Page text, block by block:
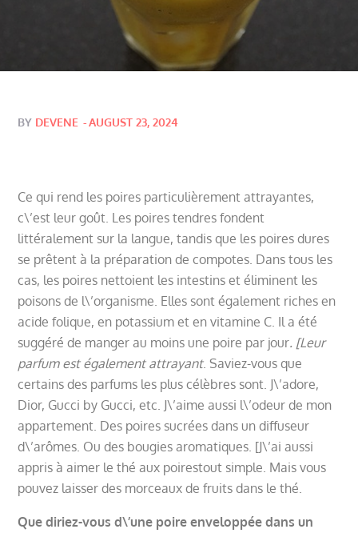
BY DEVENE Posted
AUGUST 23, 2024
Ce qui rend les poires particulièrement attrayantes,
c\’est leur goût. Les poires tendres fondent
littéralement sur la langue, tandis que les poires dures
se prêtent à la préparation de compotes. Dans tous les
cas, les poires nettoient les intestins et éliminent les
poisons de l\’organisme. Elles sont également riches en
acide folique, en potassium et en vitamine C. Il a été
suggéré de manger au moins une poire par jour. [Leur
parfum est également attrayant. Saviez-vous que
certains des parfums les plus célèbres sont. J\’adore,
Dior, Gucci by Gucci, etc. J\’aime aussi l\’odeur de mon
appartement. Des poires sucrées dans un diffuseur
d\’arômes. Ou des bougies aromatiques. [J\’ai aussi
appris à aimer le thé aux poirestout simple. Mais vous
pouvez laisser des morceaux de fruits dans le thé.
Que diriez-vous d\’une poire enveloppée dans un